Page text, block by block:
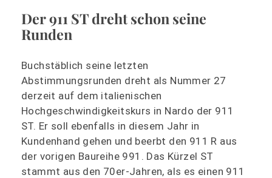
Der 911 ST dreht schon seine
Runden
Buchstäblich seine letzten
Abstimmungsrunden dreht als Nummer 27
derzeit auf dem italienischen
Hochgeschwindigkeitskurs in Nardo der 911
ST. Er soll ebenfalls in diesem Jahr in
Kundenhand gehen und beerbt den 911 R aus
der vorigen Baureihe 991. Das Kürzel ST
stammt aus den 70er-Jahren, als es einen 911